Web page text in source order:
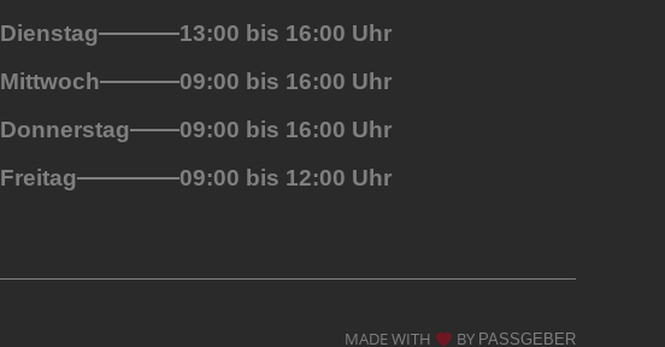
Dienstag
13:00 bis 16:00 Uhr
Mittwoch
09:00 bis 16:00 Uhr
Donnerstag
09:00 bis 16:00 Uhr
Freitag
09:00 bis 12:00 Uhr
MADE WITH BY PASSGEBER